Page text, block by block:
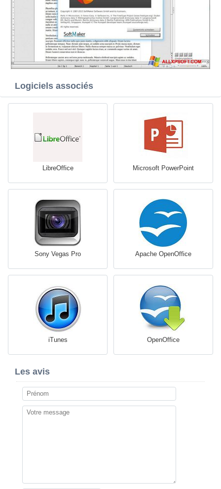
Logiciels associés
LibreOffice Microsoft PowerPoint
Sony Vegas Pro Apache OpenOffice
iTunes OpenOffice
Les avis